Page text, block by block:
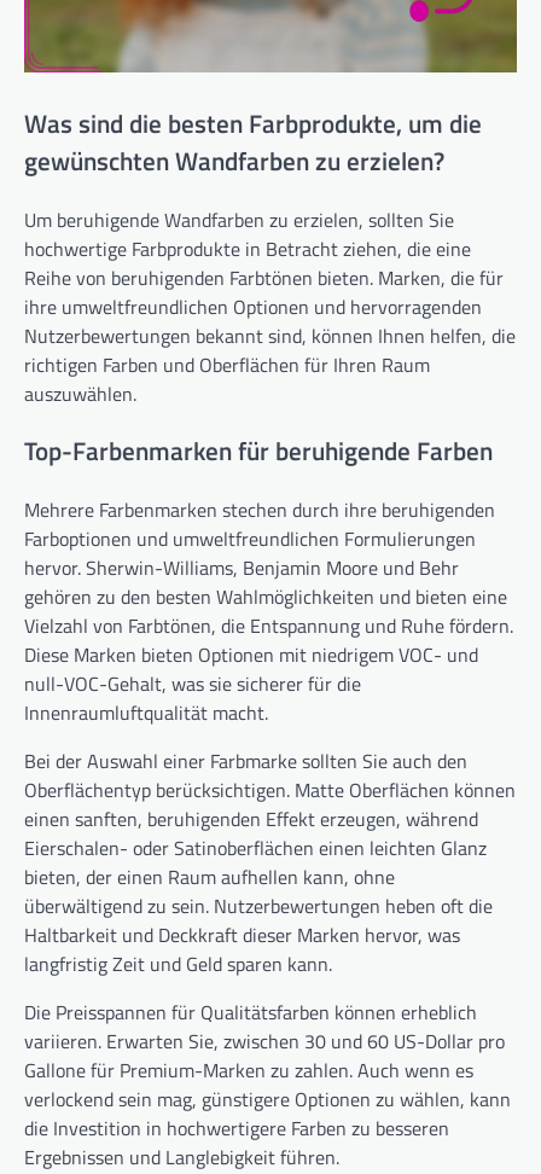
Was sind die besten Farbprodukte, um die
gewünschten Wandfarben zu erzielen?
Um beruhigende Wandfarben zu erzielen, sollten Sie
hochwertige Farbprodukte in Betracht ziehen, die eine
Reihe von beruhigenden Farbtönen bieten. Marken, die für
ihre umweltfreundlichen Optionen und hervorragenden
Nutzerbewertungen bekannt sind, können Ihnen helfen, die
richtigen Farben und Oberflächen für Ihren Raum
auszuwählen.
Top-Farbenmarken für beruhigende Farben
Mehrere Farbenmarken stechen durch ihre beruhigenden
Farboptionen und umweltfreundlichen Formulierungen
hervor. Sherwin-Williams, Benjamin Moore und Behr
gehören zu den besten Wahlmöglichkeiten und bieten eine
Vielzahl von Farbtönen, die Entspannung und Ruhe fördern.
Diese Marken bieten Optionen mit niedrigem VOC- und
null-VOC-Gehalt, was sie sicherer für die
Innenraumluftqualität macht.
Bei der Auswahl einer Farbmarke sollten Sie auch den
Oberflächentyp berücksichtigen. Matte Oberflächen können
einen sanften, beruhigenden Effekt erzeugen, während
Eierschalen- oder Satinoberflächen einen leichten Glanz
bieten, der einen Raum aufhellen kann, ohne
überwältigend zu sein. Nutzerbewertungen heben oft die
Haltbarkeit und Deckkraft dieser Marken hervor, was
langfristig Zeit und Geld sparen kann.
Die Preisspannen für Qualitätsfarben können erheblich
variieren. Erwarten Sie, zwischen 30 und 60 US-Dollar pro
Gallone für Premium-Marken zu zahlen. Auch wenn es
verlockend sein mag, günstigere Optionen zu wählen, kann
die Investition in hochwertigere Farben zu besseren
Ergebnissen und Langlebigkeit führen.